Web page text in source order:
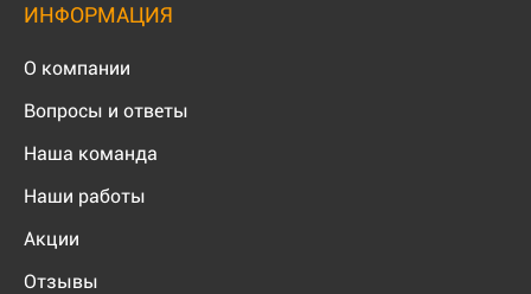
ИНФОРМАЦИЯ
О компании
Вопросы и ответы
Наша команда
Наши работы
Акции
Отзывы